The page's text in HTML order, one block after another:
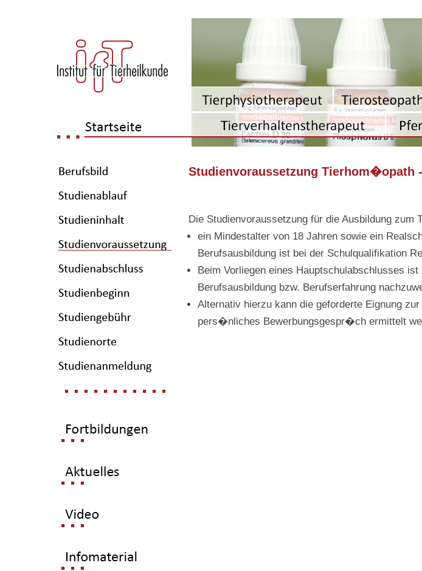
Studienvoraussetzung Tierhom�opath
Die Studienvoraussetzung für die Ausbildung zum
ein Mindestalter von 18 Jahren sowie ein
Berufsausbildung ist bei der Schulqualifikation
Beim Vorliegen eines Hauptschulabschlusses
Berufsausbildung bzw. Berufserfahrung
Alternativ hierzu kann die geforderte Eignung
pers�nliches Bewerbungsgespr�ch ermittelt